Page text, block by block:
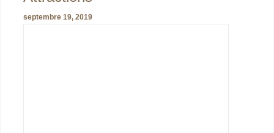
septembre 19, 2019